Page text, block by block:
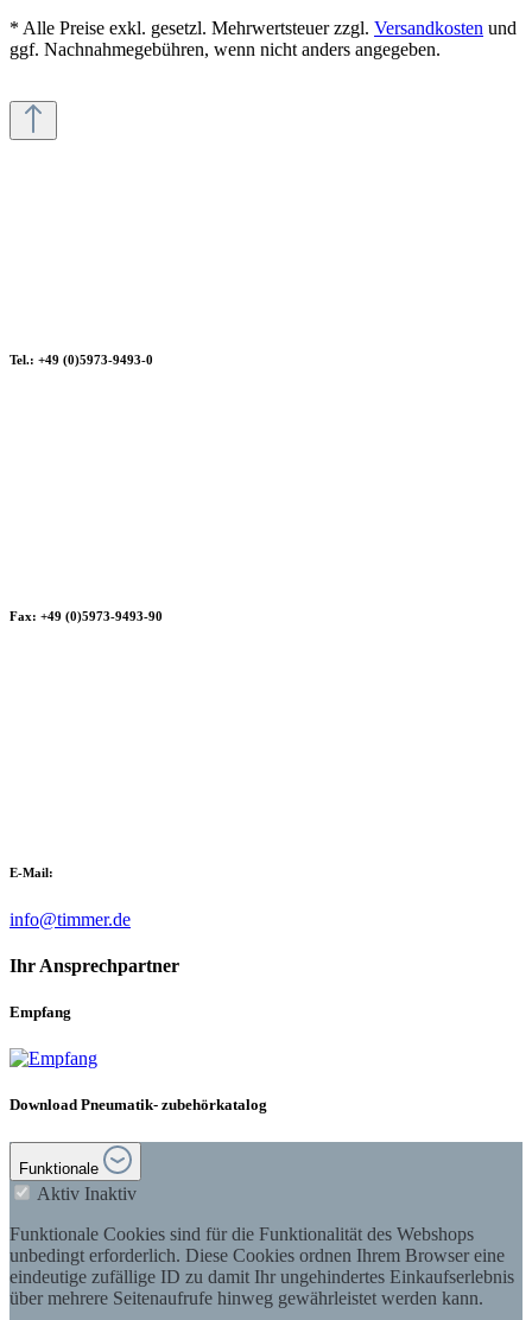
* Alle Preise exkl. gesetzl. Mehrwertsteuer zzgl. Versandkosten und
ggf. Nachnahmegebühren, wenn nicht anders angegeben.
Tel.: +49 (0)5973-9493-0
Fax: +49 (0)5973-9493-90
E-Mail:
info@timmer.de
Ihr Ansprechpartner
Empfang
Download Pneumatik- zubehörkatalog
Funktionale
Aktiv Inaktiv
Funktionale Cookies sind für die Funktionalität des Webshops
unbedingt erforderlich. Diese Cookies ordnen Ihrem Browser eine
eindeutige zufällige ID zu damit Ihr ungehindertes Einkaufserlebnis
über mehrere Seitenaufrufe hinweg gewährleistet werden kann.